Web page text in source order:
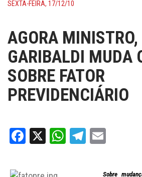
SEXTA-FEIRA, 17/12/10
AGORA MINISTRO,
GARIBALDI MUDA
SOBRE FATOR
PREVIDENCIÁRIO
Facebook
X WhatsApp
Telegram
Sobre